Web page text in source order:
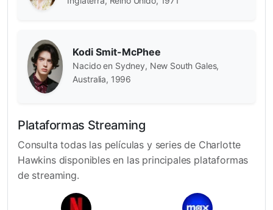
Kodi Smit-McPhee
Nacido en Sydney, New South Gales,
Australia, 1996
Plataformas Streaming
Consulta todas las películas y series de Charlotte
Hawkins disponibles en las principales plataformas
de streaming.